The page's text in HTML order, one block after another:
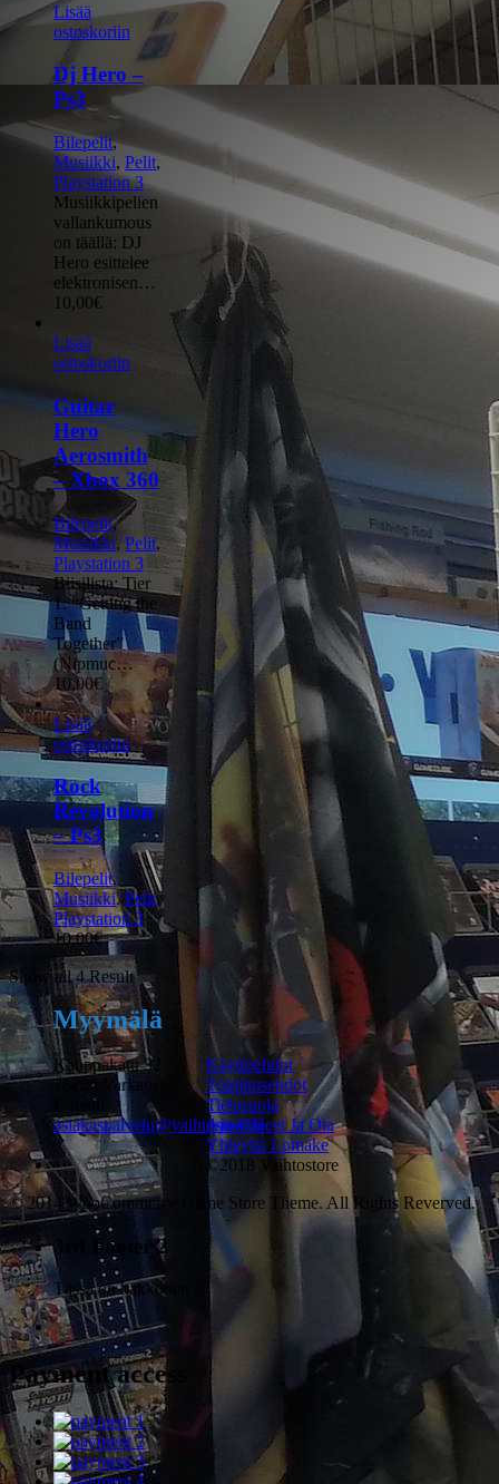
Lisää
ostoskoriin
Dj Hero –
Ps3
Bilepelit,
Musiikki, Pelit,
Playstation 3
Musiikkipelien
vallankumous
on täällä: DJ
Hero esittelee
elektronisen…
10,00€
Lisää
ostoskoriin
Guitar
Hero
Aerosmith
– Xbox 360
Bilepelit,
Musiikki, Pelit,
Playstation 3
Biisilista: Tier
1: “Getting the
Band
Together”
(Nipmuc…
10,00€
Lisää
ostoskoriin
Rock
Revolution
– Ps3
Bilepelit,
Musiikki, Pelit,
Playstation 3
10,00€
Show all 4 Result
Myymälä
Kauppakatu 32
78200 Varkaus
E-mail:
asiakaspalvelu@vaihtostore.fi
Käyttöehdot
Toimitusehdot
Tietosuoja
Ajo-Ohjeet Ja Ota
Yhteyttä Lomake
©2018 Vaihtostore
© 2014 WooCommerce Game Store Theme. All Rights Reverved.
3rd Footer 2
Tässä on kakkonen
Payment access